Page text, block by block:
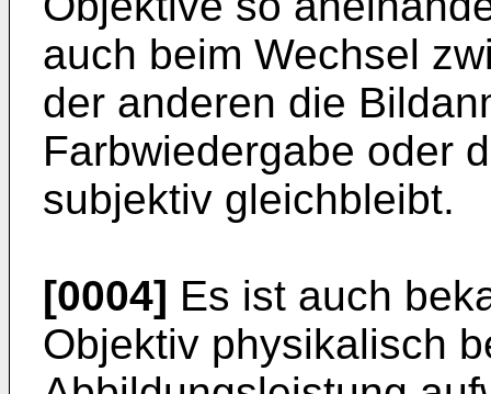
auch beim Wechsel
der anderen die
Farbwiedergabe oder
subjektiv gleichbleibt.
[0004] Es ist auch
Objektiv physikalisch